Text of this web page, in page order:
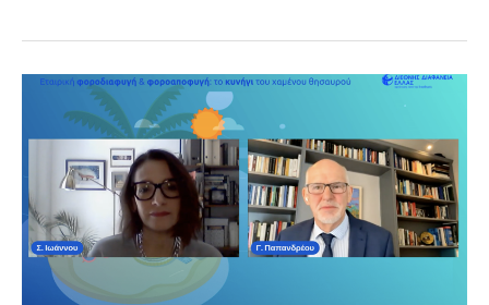
Ετήσιο
Συνέδριο
Διεθνούς
Διαφάνειας